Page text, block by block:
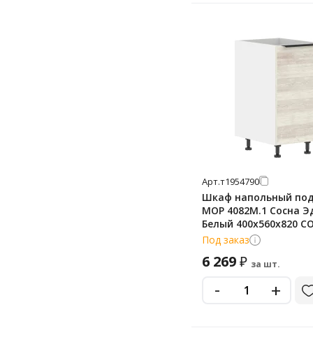
Арт.т1954790
Шкаф напольный
MOP 4082M.1 Сосна
Белый 400х560х820
Под заказ
6 269₽ за шт.
- +